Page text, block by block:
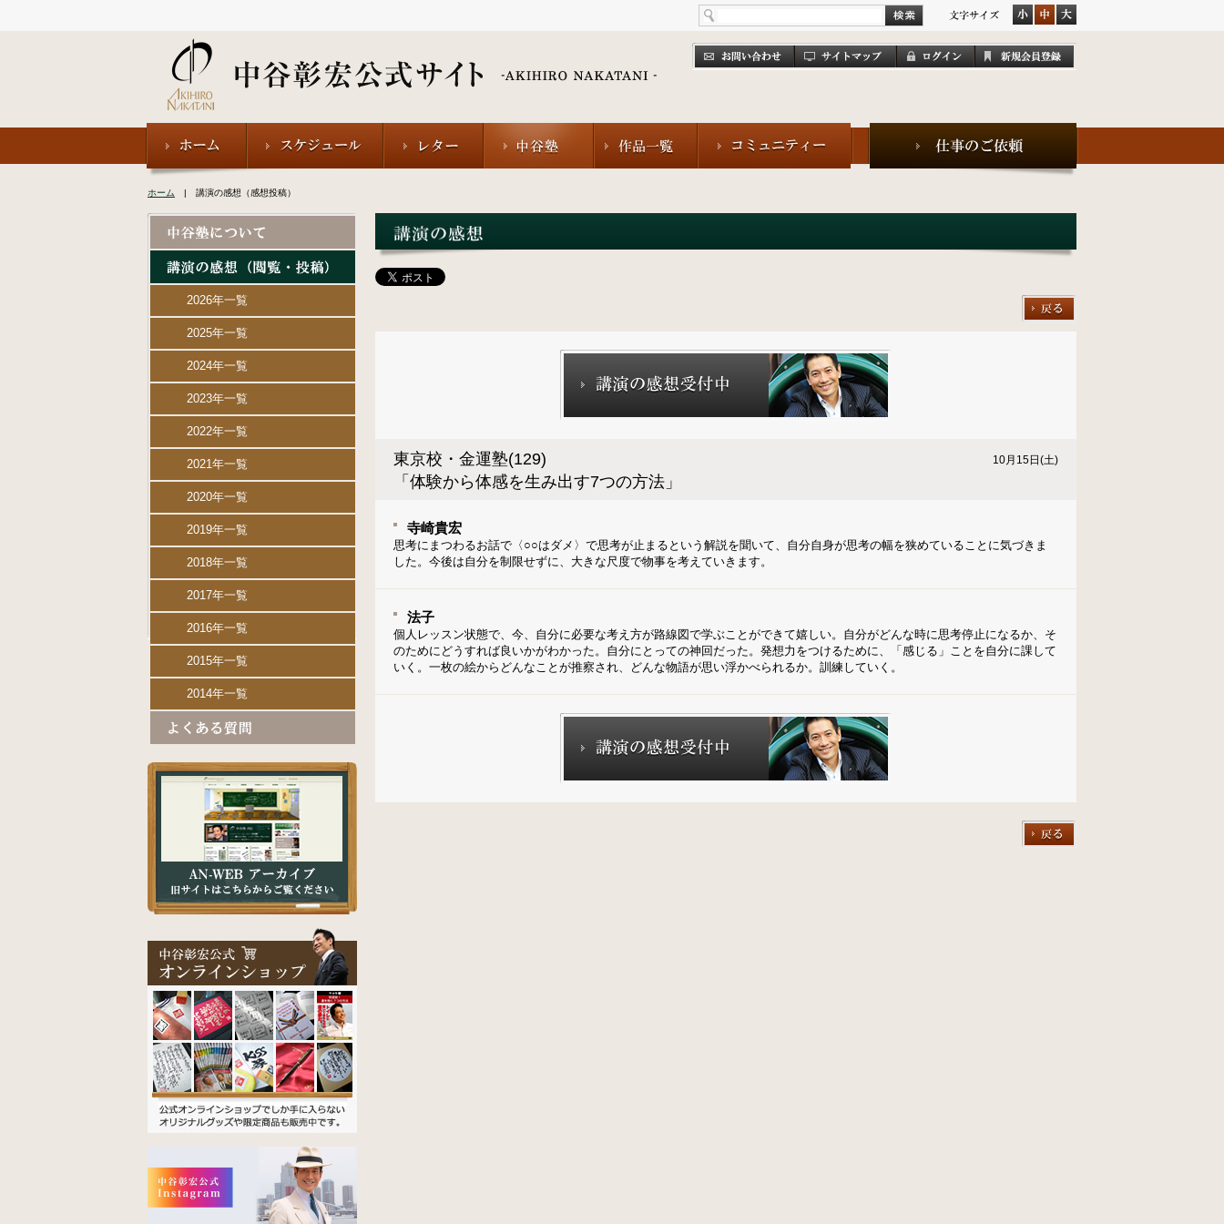
ホーム | 講演の感想（感想投稿）
東京校・金運塾(129)
「体験から体感を生み出す7つの方法」
10月15日(土)
寺崎貴宏
思考にまつわるお話で〈○○はダメ〉で思考が止まるという解説を聞いて、自分自身が思考の幅を狭めていることに気づきま
した。今後は自分を制限せずに、大きな尺度で物事を考えていきます。
法子
個人レッスン状態で、今、自分に必要な考え方が路線図で学ぶことができて嬉しい。自分がどんな時に思考停止になるか、そ
のためにどうすれば良いかがわかった。自分にとっての神回だった。発想力をつけるために、「感じる」ことを自分に課して
いく。一枚の絵からどんなことが推察され、どんな物語が思い浮かべられるか。訓練していく。
2026年一覧
2025年一覧
2024年一覧
2023年一覧
2022年一覧
2021年一覧
2020年一覧
2019年一覧
2018年一覧
2017年一覧
2016年一覧
2015年一覧
2014年一覧